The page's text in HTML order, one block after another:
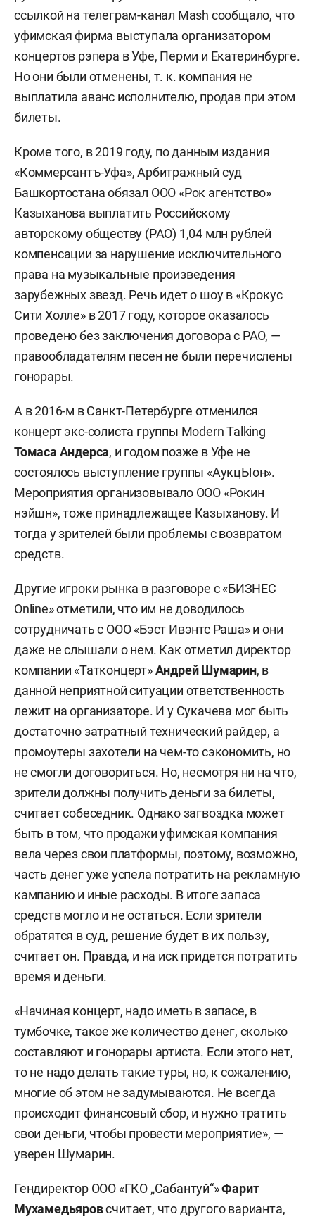
ссылкой на телеграм-канал Mash сообщало, что
уфимская фирма выступала организатором
концертов рэпера в Уфе, Перми и Екатеринбурге.
Но они были отменены, т. к. компания не
выплатила аванс исполнителю, продав при этом
билеты.
Кроме того, в 2019 году, по данным издания
«Коммерсантъ-Уфа», Арбитражный суд
Башкортостана обязал ООО «Рок агентство»
Казыханова выплатить Российскому
авторскому обществу (РАО) 1,04 млн рублей
компенсации за нарушение исключительного
права на музыкальные произведения
зарубежных звезд. Речь идет о шоу в «Крокус
Сити Холле» в 2017 году, которое оказалось
проведено без заключения договора с РАО, —
правообладателям песен не были перечислены
гонорары.
А в 2016-м в Санкт-Петербурге отменился
концерт экс-солиста группы Modern Talking
Томаса Андерса, и годом позже в Уфе не
состоялось выступление группы «АукцЫон».
Мероприятия организовывало ООО «Рокин
нэйшн», тоже принадлежащее Казыханову. И
тогда у зрителей были проблемы с возвратом
средств.
Другие игроки рынка в разговоре с «БИЗНЕС
Online» отметили, что им не доводилось
сотрудничать с ООО «Бэст Ивэнтс Раша» и они
даже не слышали о нем. Как отметил директор
компании «Татконцерт»Андрей Шумарин, в
данной неприятной ситуации ответственность
лежит на организаторе. И у Сукачева мог быть
достаточно затратный технический райдер, а
промоутеры захотели на чем-то сэкономить, но
не смогли договориться. Но, несмотря ни на что,
зрители должны получить деньги за билеты,
считает собеседник. Однако загвоздка может
быть в том, что продажи уфимская компания
вела через свои платформы, поэтому, возможно,
часть денег уже успела потратить на рекламную
кампанию и иные расходы. В итоге запаса
средств могло и не остаться. Если зрители
обратятся в суд, решение будет в их пользу,
считает он. Правда, и на иск придется потратить
время и деньги.
«Начиная концерт, надо иметь в запасе, в
тумбочке, такое же количество денег, сколько
составляют и гонорары артиста. Если этого нет,
то не надо делать такие туры, но, к сожалению,
многие об этом не задумываются. Не всегда
происходит финансовый сбор, и нужно тратить
свои деньги, чтобы провести мероприятие», —
уверен Шумарин.
Гендиректор ООО «ГКО „Сабантуй“»Фарит
Мухамедьяровсчитает, что другого варианта,